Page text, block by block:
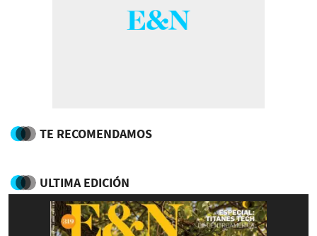
TE RECOMENDAMOS
ULTIMA EDICIÓN